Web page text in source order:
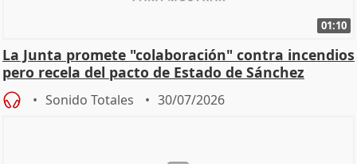
01:10
La Junta promete "colaboración" contra incendios
pero recela del pacto de Estado de Sánchez
Sonido Totales 30/07/2026